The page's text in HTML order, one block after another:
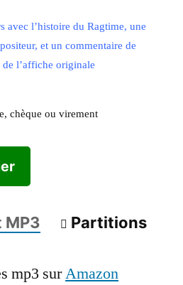
avec l’histoire du Ragtime, une
et un commentaire de
l’affiche originale
chèque ou virement
MP3 Partitions
mp3 surAmazon